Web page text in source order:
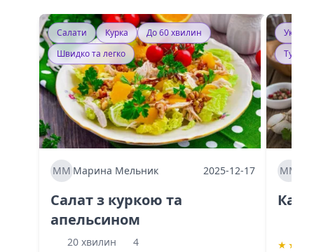
Салати Курка
До 60 хвилин
Швидко та легко
ММ Марина Мельник 2025-12-17
Салат з куркою та
апельсином
20 хвилин
4
ММ
★ ★